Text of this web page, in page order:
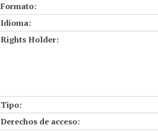
Formato:
Idioma:
Rights Holder:
Tipo:
Derechos de acceso: